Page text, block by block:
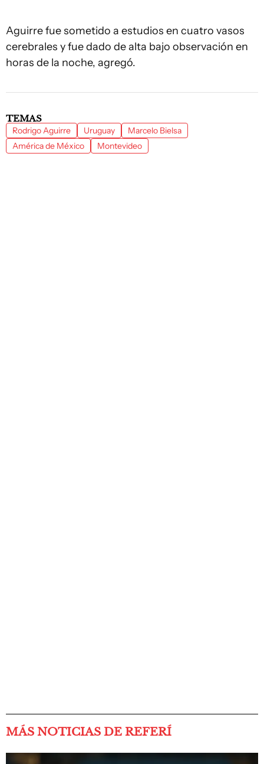
Aguirre fue sometido a estudios en cuatro vasos
cerebrales y fue dado de alta bajo observación en
horas de la noche, agregó.
TEMAS
Rodrigo Aguirre Uruguay
Marcelo Bielsa
América de México
Montevideo
MÁS NOTICIAS DE REFERÍ